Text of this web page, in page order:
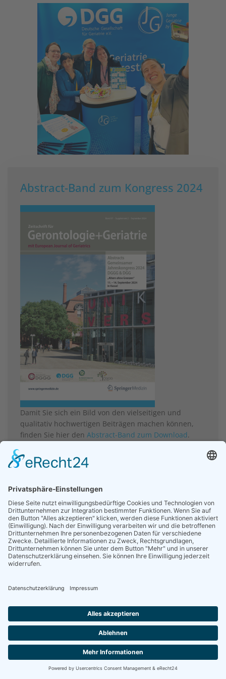
Zoom
Abstract-Band zum Kongress 2024
Damit Sie sich ein Bild von den vielseitigen und
qualitativ hochwertigen Beiträgen machen können,
finden Sie hier den Abstract-Band zum Download.
Aktuelle Meldungen
Am Mittwoch live dabei sein: DGG-Webinar
zu Lungenerkrankungen bei Älteren
Jetzt schon vormerken: am Mittwoch startet um 13:15 Uhr
das DGG-Webinar im August. Dr. Carla Stenmanns
referiert zum Thema Vom Winde verweht – W…